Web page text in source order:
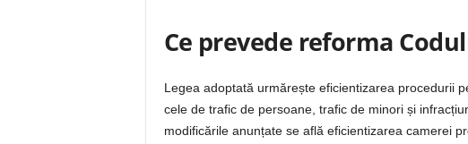
Ce prevede reforma
Legea adoptată urmărește eficientizarea procedurii
cele de trafic de persoane, trafic de minori și
modificările anunțate se află eficientizarea camerei